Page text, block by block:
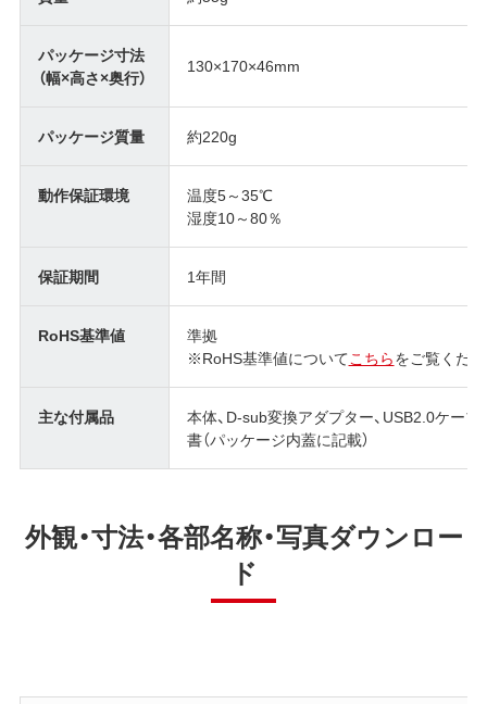
パッケージ寸法
（幅×高さ×奥行）
130×170×46mm
パッケージ質量 約220g
動作保証環境
温度5～35℃
湿度10～80％
保証期間 1年間
RoHS基準値
準拠
※RoHS基準値についてこちらをご覧くだ
主な付属品
本体、D-sub変換アダプター、USB2.0ケーブ
書（パッケージ内蓋に記載）
外観・寸法・各部名称・写真ダウンロー
ド